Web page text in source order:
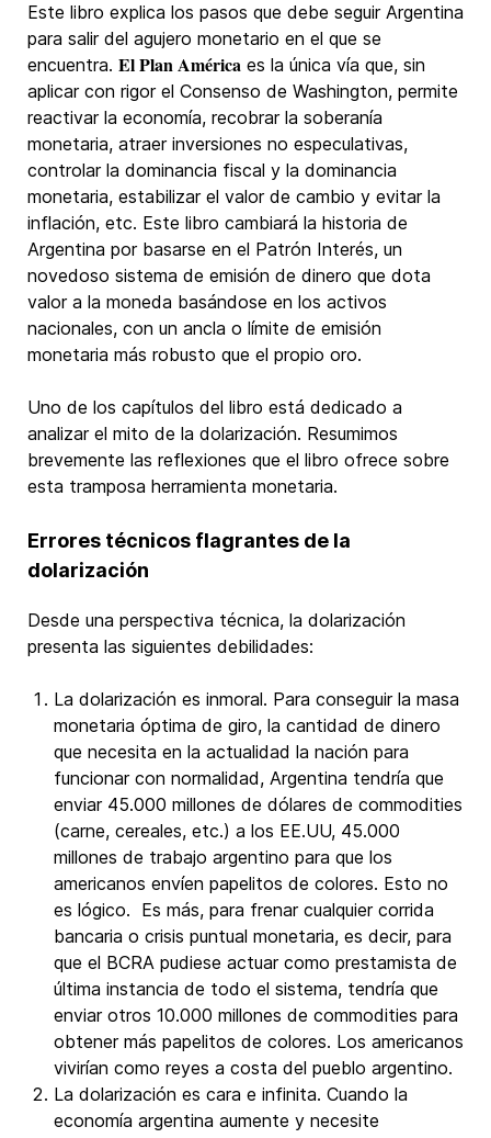
Este libro explica los pasos que debe seguir Argentina
para salir del agujero monetario en el que se
encuentra. El Plan América es la única vía que, sin
aplicar con rigor el Consenso de Washington, permite
reactivar la economía, recobrar la soberanía
monetaria, atraer inversiones no especulativas,
controlar la dominancia fiscal y la dominancia
monetaria, estabilizar el valor de cambio y evitar la
inflación, etc. Este libro cambiará la historia de
Argentina por basarse en el Patrón Interés, un
novedoso sistema de emisión de dinero que dota
valor a la moneda basándose en los activos
nacionales, con un ancla o límite de emisión
monetaria más robusto que el propio oro.
Uno de los capítulos del libro está dedicado a
analizar el mito de la dolarización. Resumimos
brevemente las reflexiones que el libro ofrece sobre
esta tramposa herramienta monetaria.
Errores técnicos flagrantes de la
dolarización
Desde una perspectiva técnica, la dolarización
presenta las siguientes debilidades:
La dolarización es inmoral. Para conseguir la masa
monetaria óptima de giro, la cantidad de dinero
que necesita en la actualidad la nación para
funcionar con normalidad, Argentina tendría que
enviar 45.000 millones de dólares de commodities
(carne, cereales, etc.) a los EE.UU, 45.000
millones de trabajo argentino para que los
americanos envíen papelitos de colores. Esto no
es lógico. Es más, para frenar cualquier corrida
bancaria o crisis puntual monetaria, es decir, para
que el BCRA pudiese actuar como prestamista de
última instancia de todo el sistema, tendría que
enviar otros 10.000 millones de commodities para
obtener más papelitos de colores. Los americanos
vivirían como reyes a costa del pueblo argentino.
La dolarización es cara e infinita. Cuando la
economía argentina aumente y necesite